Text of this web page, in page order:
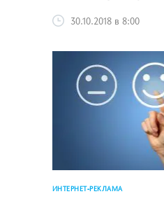
30.10.2018 в 8:00
ИНТЕРНЕТ-РЕКЛАМА